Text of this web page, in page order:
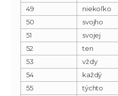
49
niekoľko
50
svojho
51
svojej
52
ten
53
vždy
54
každý
55
týchto